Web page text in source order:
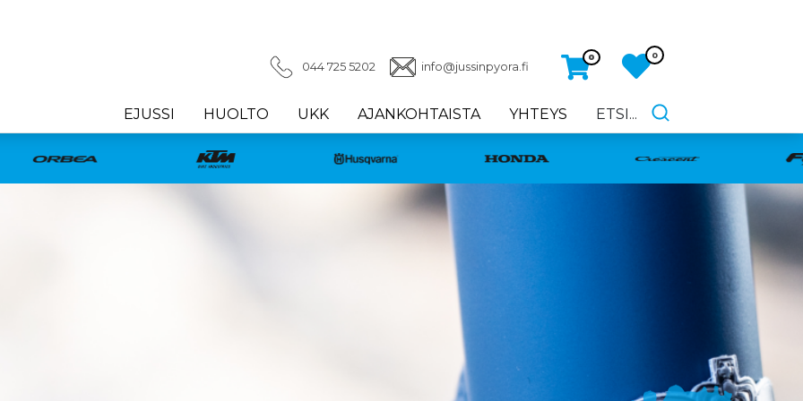
044 725 5202 info@jussinpyora.fi
0 0
EJUSSI HUOLTO UKK AJANKOHTAISTA YHTEYS ETSI...